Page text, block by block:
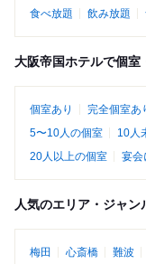
食べ放題
飲み放題
大阪帝国ホテルで個室
個室あり 完全個室あ
5〜10人の個室
10人
20人以上の個室
宴会
人気のエリア・ジャン
梅田 心斎橋 難波